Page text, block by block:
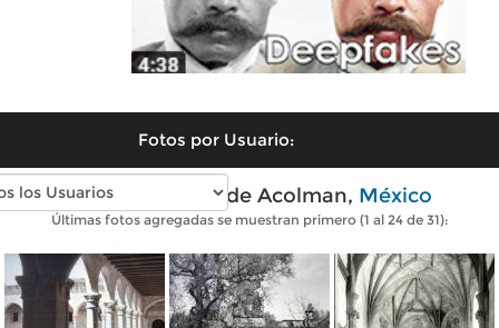
Fotos por Usuario:
Fotos antiguas de Acolman, México
Últimas fotos agregadas se muestran primero (1 al 24 de 31):